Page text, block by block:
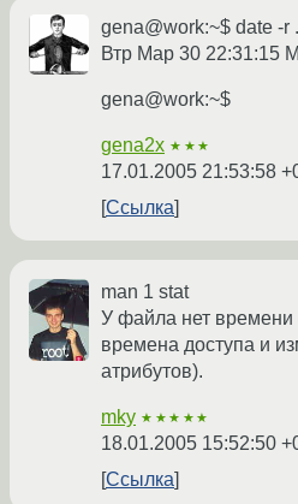
gena@work:~$ date -r
Втр Мар 30 22:31:15
gena@work:~$
gena2x ★★★
17.01.2005 21:53:58
Ссылка
man 1 stat
У файла нет времени
времена доступа и
атрибутов).
mky ★★★★★
18.01.2005 15:52:50
Ссылка